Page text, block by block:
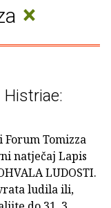
×
Tomizza
natječaj Lapis
LUDOSTI.
ludila ili,